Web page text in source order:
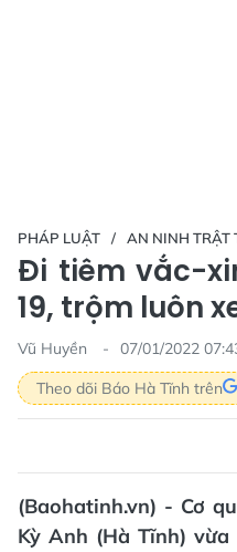
PHÁP LUẬT AN NINH TRẬT
Đi tiêm vắc-
19, trộm luôn
Vũ Huyền
07/01/2022
Theo dõi Báo Hà Tĩnh trên
(Baohatinh.vn) - Cơ
Kỳ Anh (Hà Tĩnh)